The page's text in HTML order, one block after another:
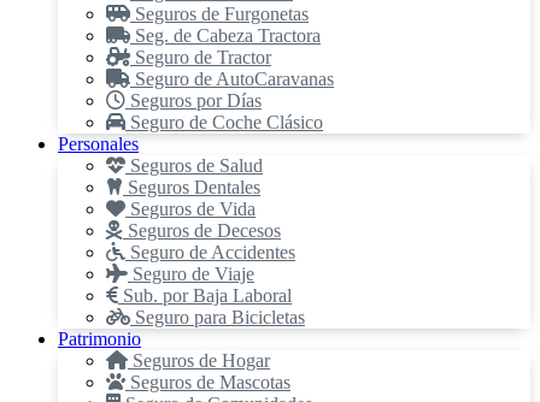
Seguros de Furgonetas
Seg. de Cabeza Tractora
Seguro de Tractor
Seguro de AutoCaravanas
Seguros por Días
Seguro de Coche Clásico
Personales
Seguros de Salud
Seguros Dentales
Seguros de Vida
Seguros de Decesos
Seguro de Accidentes
Seguro de Viaje
Sub. por Baja Laboral
Seguro para Bicicletas
Patrimonio
Seguros de Hogar
Seguros de Mascotas